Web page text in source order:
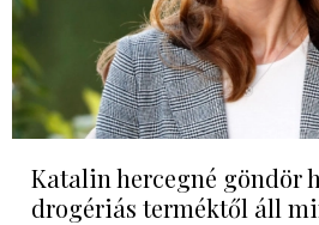
Katalin hercegné göndör
drogériás terméktől áll